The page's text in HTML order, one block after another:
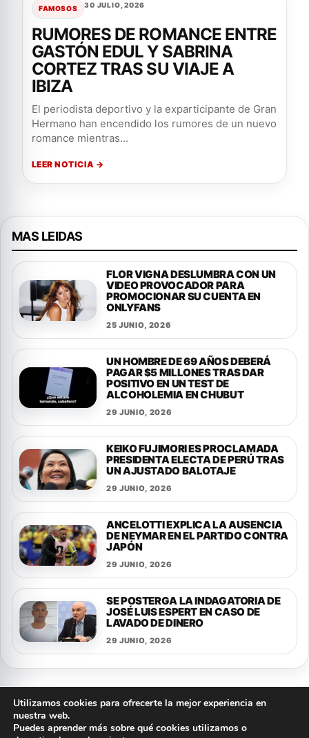
FAMOSOS 30 JULIO, 2026
RUMORES DE ROMANCE ENTRE
GASTÓN EDUL Y SABRINA
CORTEZ TRAS SU VIAJE A
IBIZA
El periodista deportivo y la exparticipante de Gran
Hermano han encendido los rumores de un nuevo
romance mientras...
LEER NOTICIA →
MAS LEIDAS
FLOR VIGNA DESLUMBRA CON UN
VIDEO PROVOCADOR PARA
PROMOCIONAR SU CUENTA EN
ONLYFANS
25 JUNIO, 2026
UN HOMBRE DE 69 AÑOS DEBERÁ
PAGAR $5 MILLONES TRAS DAR
POSITIVO EN UN TEST DE
ALCOHOLEMIA EN CHUBUT
29 JUNIO, 2026
KEIKO FUJIMORI ES PROCLAMADA
PRESIDENTA ELECTA DE PERÚ TRAS
UN AJUSTADO BALOTAJE
29 JUNIO, 2026
ANCELOTTI EXPLICA LA AUSENCIA
DE NEYMAR EN EL PARTIDO CONTRA
JAPÓN
29 JUNIO, 2026
SE POSTERGA LA INDAGATORIA DE
JOSÉ LUIS ESPERT EN CASO DE
LAVADO DE DINERO
29 JUNIO, 2026
© 2026 FLASH NOTICIAS
Utilizamos cookies para ofrecerte la mejor experiencia en
nuestra web.
Puedes aprender más sobre qué cookies utilizamos o